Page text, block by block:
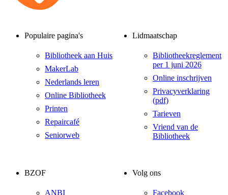
Populaire pagina's
Bibliotheek aan Huis
MakerLab
Nederlands leren
Online Bibliotheek
Printen
Repaircafé
Seniorweb
Lidmaatschap
Bibliotheekreglement
per 1 juni 2026
Online inschrijven
Privacyverklaring
(pdf)
Tarieven
Vriend van de
Bibliotheek
BZOF
ANBI
Volg ons
Facebook